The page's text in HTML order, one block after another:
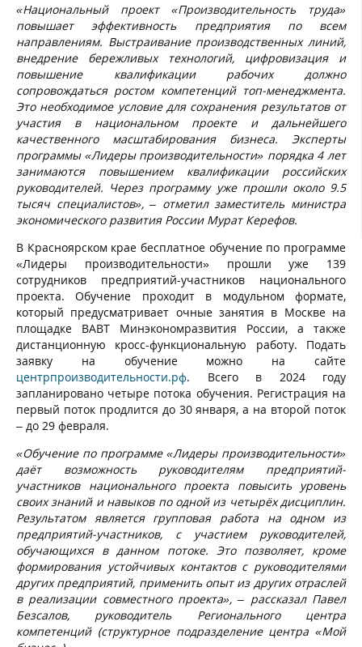
«Национальный проект «Производительность труда»
повышает эффективность предприятия по всем
направлениям. Выстраивание производственных линий,
внедрение бережливых технологий, цифровизация и
повышение квалификации рабочих должно
сопровождаться ростом компетенций топ-менеджмента.
Это необходимое условие для сохранения результатов от
участия в национальном проекте и дальнейшего
качественного масштабирования бизнеса. Эксперты
программы «Лидеры производительности» порядка 4 лет
занимаются повышением квалификации российских
руководителей. Через программу уже прошли около 9.5
тысяч специалистов», – отметил заместитель министра
экономического развития России Мурат Керефов.
В Красноярском крае бесплатное обучение по программе
«Лидеры производительности» прошли уже 139
сотрудников предприятий-участников национального
проекта. Обучение проходит в модульном формате,
который предусматривает очные занятия в Москве на
площадке ВАВТ Минэкономразвития России, а также
дистанционную кросс-функциональную работу. Подать
заявку на обучение можно на сайте
центрпроизводительности.рф. Всего в 2024 году
запланировано четыре потока обучения. Регистрация на
первый поток продлится до 30 января, а на второй поток
– до 29 февраля.
«Обучение по программе «Лидеры производительности»
даёт возможность руководителям предприятий-
участников национального проекта повысить уровень
своих знаний и навыков по одной из четырёх дисциплин.
Результатом является групповая работа на одном из
предприятий-участников, с участием руководителей,
обучающихся в данном потоке. Это позволяет, кроме
формирования устойчивых контактов с руководителями
других предприятий, применить опыт из других отраслей
в реализации совместного проекта», – рассказал Павел
Безсалов, руководитель Регионального центра
компетенций (структурное подразделение центра «Мой